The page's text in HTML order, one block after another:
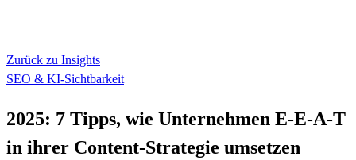
Zurück zu Insights
SEO & KI-Sichtbarkeit
2025: 7 Tipps, wie Unternehmen E-E-A-T
in ihrer Content-Strategie umsetzen